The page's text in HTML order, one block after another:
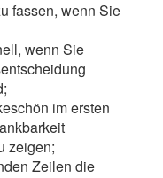
fassen, wenn Sie
wenn Sie
im ersten
zeigen;
Zeilen die